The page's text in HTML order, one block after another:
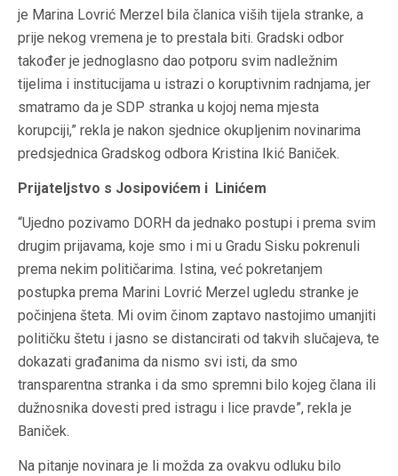
je Marina Lovrić Merzel bila članica viših tijela stranke, a
prije nekog vremena je to prestala biti. Gradski odbor
također je jednoglasno dao potporu svim nadležnim
tijelima i institucijama u istrazi o koruptivnim radnjama, jer
smatramo da je SDP stranka u kojoj nema mjesta
korupciji,” rekla je nakon sjednice okupljenim novinarima
predsjednica Gradskog odbora Kristina Ikić Baniček.
Prijateljstvo s Josipovićem i Linićem
“Ujedno pozivamo DORH da jednako postupi i prema svim
drugim prijavama, koje smo i mi u Gradu Sisku pokrenuli
prema nekim političarima. Istina, već pokretanjem
postupka prema Marini Lovrić Merzel ugledu stranke je
počinjena šteta. Mi ovim činom zaptavo nastojimo umanjiti
političku štetu i jasno se distancirati od takvih slučajeva, te
dokazati građanima da nismo svi isti, da smo
transparentna stranka i da smo spremni bilo kojeg člana ili
dužnosnika dovesti pred istragu i lice pravde”, rekla je
Baniček.
Na pitanje novinara je li možda za ovakvu odluku bilo